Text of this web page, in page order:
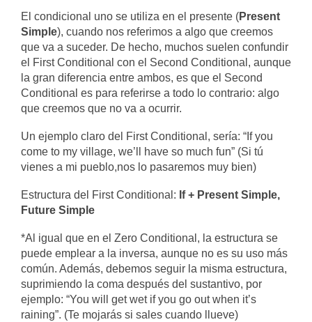
El condicional uno se utiliza en el presente (Present
Simple), cuando nos referimos a algo que creemos
que va a suceder. De hecho, muchos suelen confundir
el First Conditional con el Second Conditional, aunque
la gran diferencia entre ambos, es que el Second
Conditional es para referirse a todo lo contrario: algo
que creemos que no va a ocurrir.
Un ejemplo claro del First Conditional, sería: “If you
come to my village, we’ll have so much fun” (Si tú
vienes a mi pueblo,nos lo pasaremos muy bien)
Estructura del First Conditional: If + Present Simple,
Future Simple
*Al igual que en el Zero Conditional, la estructura se
puede emplear a la inversa, aunque no es su uso más
común. Además, debemos seguir la misma estructura,
suprimiendo la coma después del sustantivo, por
ejemplo: “You will get wet if you go out when it’s
raining”. (Te mojarás si sales cuando llueve)